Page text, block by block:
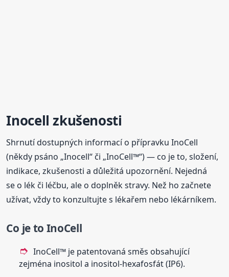
Inocell zkušenosti
Shrnutí dostupných informací o přípravku InoCell
(někdy psáno „Inocell“ či „InoCell™“) — co je to, složení,
indikace, zkušenosti a důležitá upozornění. Nejedná
se o lék či léčbu, ale o doplněk stravy. Než ho začnete
užívat, vždy to konzultujte s lékařem nebo lékárníkem.
Co je to InoCell
InoCell™ je patentovaná směs obsahující
zejména inositol a inositol-hexafosfát (IP6).